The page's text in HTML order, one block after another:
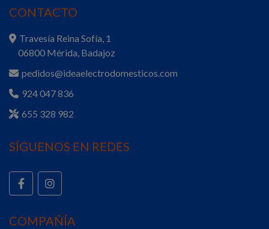
CONTACTO
Travesía Reina Sofía, 1
06800 Mérida, Badajoz
pedidos@ideaelectrodomesticos.com
924 047 836
655 328 982
SÍGUENOS EN REDES
COMPAÑÍA